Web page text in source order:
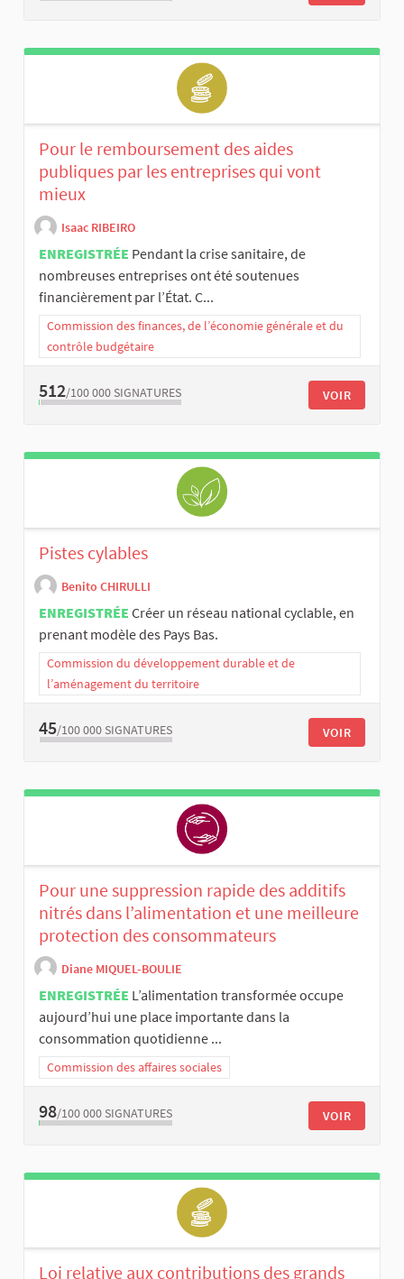
Pour le remboursement des aides
publiques par les entreprises qui vont
mieux
Isaac RIBEIRO
ENREGISTRÉE Pendant la crise sanitaire, de
nombreuses entreprises ont été soutenues
financièrement par l’État. C...
Commission des finances, de l’économie générale et du
contrôle budgétaire
512/100 000 SIGNATURES VOIR
Pistes cylables
Benito CHIRULLI
ENREGISTRÉE Créer un réseau national cyclable, en
prenant modèle des Pays Bas.
Commission du développement durable et de
l’aménagement du territoire
45/100 000 SIGNATURES VOIR
Pour une suppression rapide des additifs
nitrés dans l’alimentation et une meilleure
protection des consommateurs
Diane MIQUEL-BOULIE
ENREGISTRÉE L’alimentation transformée occupe
aujourd’hui une place importante dans la
consommation quotidienne ...
Commission des affaires sociales
98/100 000 SIGNATURES VOIR
Loi relative aux contributions des grands